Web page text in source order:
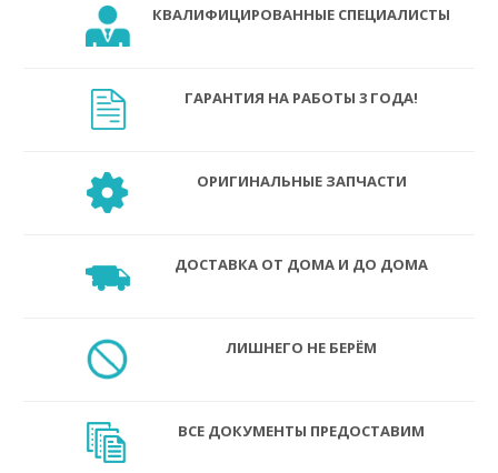
КВАЛИФИЦИРОВАННЫЕ СПЕЦИАЛИСТЫ
ГАРАНТИЯ НА РАБОТЫ 3 ГОДА!
ОРИГИНАЛЬНЫЕ ЗАПЧАСТИ
ДОСТАВКА ОТ ДОМА И ДО ДОМА
ЛИШНЕГО НЕ БЕРЁМ
ВСЕ ДОКУМЕНТЫ ПРЕДОСТАВИМ